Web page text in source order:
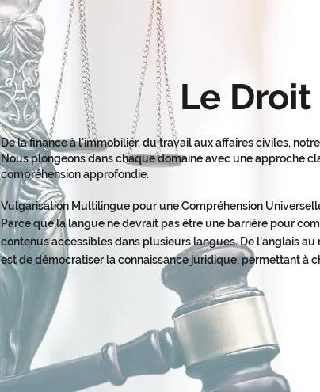
Le
De la finance à l'immobilier, du travail aux affaires civiles,
Nous plongeons dans chaque domaine avec une approche
compréhension approfondie.
Vulgarisation Multilingue pour une Compréhension
Parce que la langue ne devrait pas être une barrière pour
contenus accessibles dans plusieurs langues. De l'anglais
est de démocratiser la connaissance juridique, permettant à